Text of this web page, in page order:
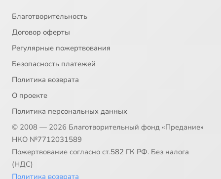
Благотворительность
Договор оферты
Регулярные пожертвования
Безопасность платежей
Политика возврата
О проекте
Политика персональных данных
© 2008 — 2026 Благотворительный фонд «Предание»
НКО №7712031589
Пожертвование согласно ст.582 ГК РФ. Без налога
(НДС)
Политика возврата